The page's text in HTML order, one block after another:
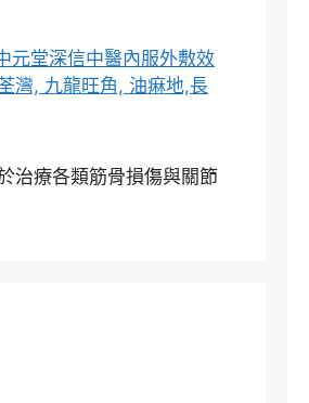
治療各類筋骨損傷與關節